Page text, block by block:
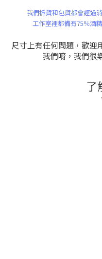
我們拆貨和包貨都會經過
工作室裡都備有75％酒
尺寸上有任何問題，歡迎
我們唷，我們很
了